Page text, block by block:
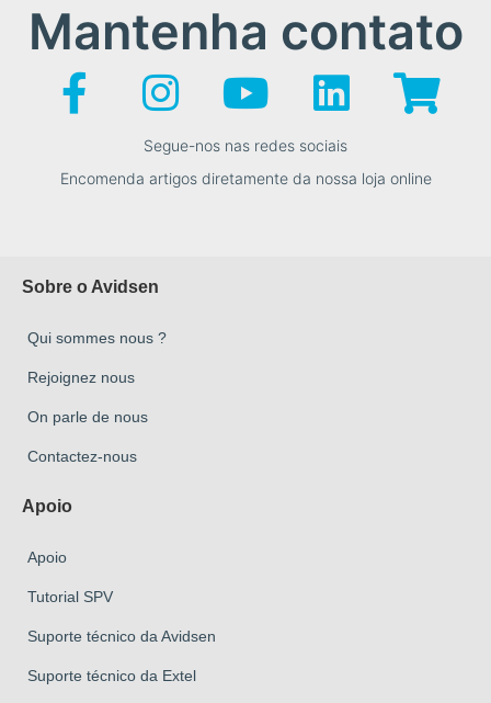
Mantenha contato
Segue-nos nas redes sociais
Encomenda artigos diretamente da nossa loja online
Sobre o Avidsen
Qui sommes nous ?
Rejoignez nous
On parle de nous
Contactez-nous
Apoio
Apoio
Tutorial SPV
Suporte técnico da Avidsen
Suporte técnico da Extel